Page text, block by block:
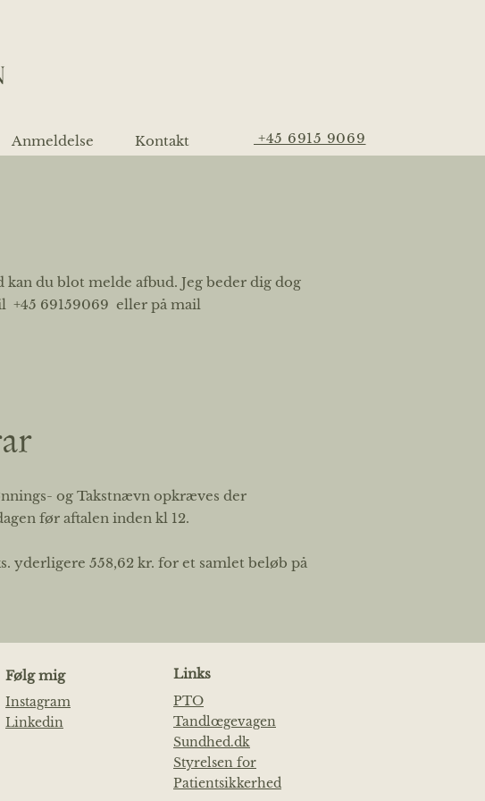
Anmeldelse Kontakt +45 6915 9069
du blot melde afbud. Jeg beder dig dog
+45 69159069 eller på mail
og Takstnævn opkræves der
før aftalen inden kl 12.
yderligere 558,62 kr. for et samlet beløb på
Følg mig
Instagram
Linkedin
Links
PTO
Tandlœgevagen
Sundhed.dk
Styrelsen for
Patientsikkerhed